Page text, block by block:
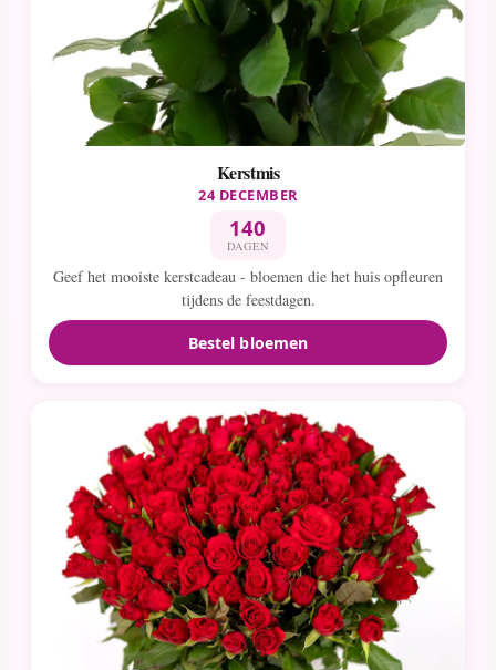
Kerstmis
24 DECEMBER
140
DAGEN
Geef het mooiste kerstcadeau - bloemen die het huis opfleuren
tijdens de feestdagen.
Bestel bloemen